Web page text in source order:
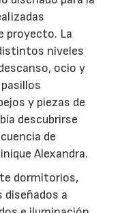
proyecto. La
niveles
ocio y
y piezas de
descubrirse
de
Alexandra.
dormitorios,
diseñados a